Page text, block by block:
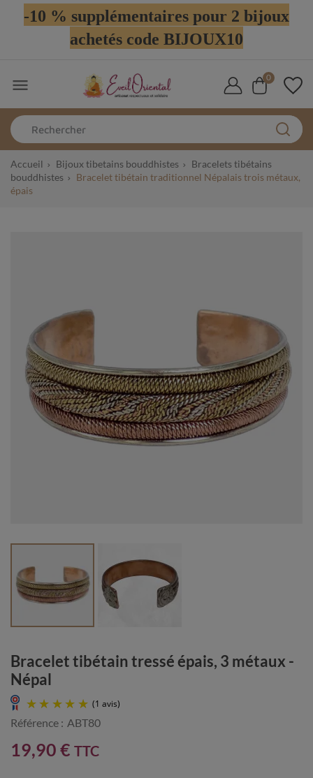
-10 % supplémentaires pour 2 bijoux
achetés code BIJOUX10
 0
Accueil Bijoux tibetains bouddhistes
Bracelets tibétains
bouddhistes
Bracelet tibétain traditionnel Népalais trois métaux,
épais
Bracelet tibétain tressé épais, 3 métaux -
Népal
Référence : ABT80
19,90 € TTC